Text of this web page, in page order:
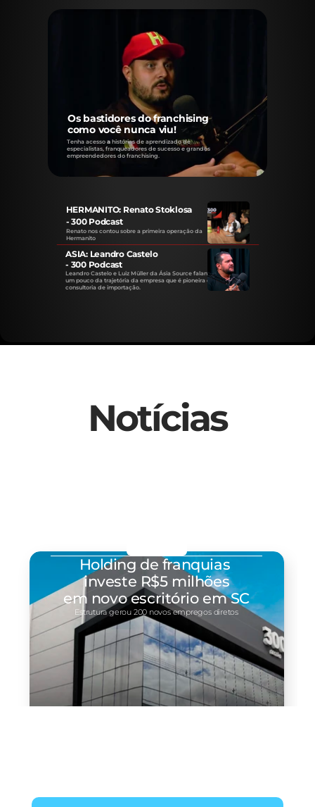
Os bastidores do franchising
como você nunca viu!
Tenha acesso a histórias de aprendizado de
especialistas, franqueadores de sucesso e grandes
empreendedores do franchising.
HERMANITO: Renato Stoklosa
- 300 Podcast
Renato nos contou sobre a primeira operação da
Hermanito
ASIA: Leandro Castelo
- 300 Podcast
Leandro Castelo e Luiz Müller da Ásia Source falando
um pouco da trajetória da empresa que é pioneira em
consultoria de importação.
Notícias
Holding de franquias
investe R$5 milhões
em novo escritório em SC
Estrutura gerou 200 novos empregos diretos